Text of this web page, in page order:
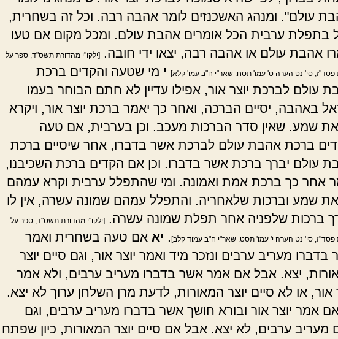
עולם". ומנהג האשכנזים לומר אהבה רבה. וכל זה בשחרית,
בתפלת ערבית הכל אומרים אהבת עולם. ומכל מקום אם טעו
אהבת עולם או אהבה רבה, יצאו ידי חובה.
[ילקו"י מהדורת תשס"ד, ספר על
פסד"ז, סי' נט הערה ט' עמו' תסח. שאר"י ח"ב עמו' קלא] י מי שטעה והקדים ברכת
עולם לברכת יוצר אור, אפילו עדיין לא חתם הבוחר בעמו
באהבה, יסיים הברכה, ואחר כך יאמר ברכת יוצר אור, ויקרא
שמע. שאין סדר הברכות מעכב. וכן בערבית, אם טעה
ברכת אהבת עולם לברכת אשר בדברו, אחר שיסיים ברכת
עולם יברך ברכת אשר בדברו. וכן אם הקדים ברכת השכיבנו,
אחר כך ברכת אמת ואמונה. ומי שהתפלל ערבית וקרא עמהם
שמע וברכות שלאחריה. והתפלל עמהם שמונה עשרה, אין לו
ברכות שלפניה אחר תפלת שמונה עשרה.
[ילקו"י מהדורת תשס"ד, ספר על
פסד"ז, סי' נט הערה י' עמו' תסט. שאר"י ח"ב עמוד קלב] יא אם טעה בשחרית ואמר
בדברו מעריב ערבים ונזכר מיד ואמר יוצר אור, וגם סיים יוצר
יצא. אבל אם אמר אשר בדברו מעריב ערבים, ולא אמר
אור, או לא סיים יוצר המאורות, לדעת מרן השלחן ערוך לא יצא.
אם אמר יוצר אור ובורא חושך אשר בדברו מעריב ערבים, וגם
מעריב ערבים, לא יצא. אבל אם סיים יוצר המאורות, כיון שפתח